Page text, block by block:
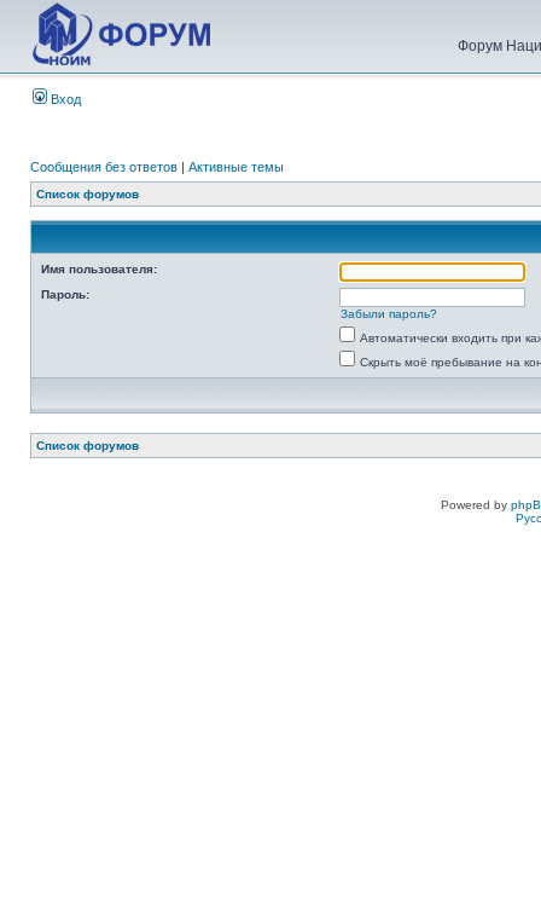
Форум
Вход
Сообщения без ответов | Активные темы
Список форумов
Имя пользователя:
Пароль:
Забыли пароль?
Автоматически входить при
Скрыть моё пребывание на
Список форумов
Powered by